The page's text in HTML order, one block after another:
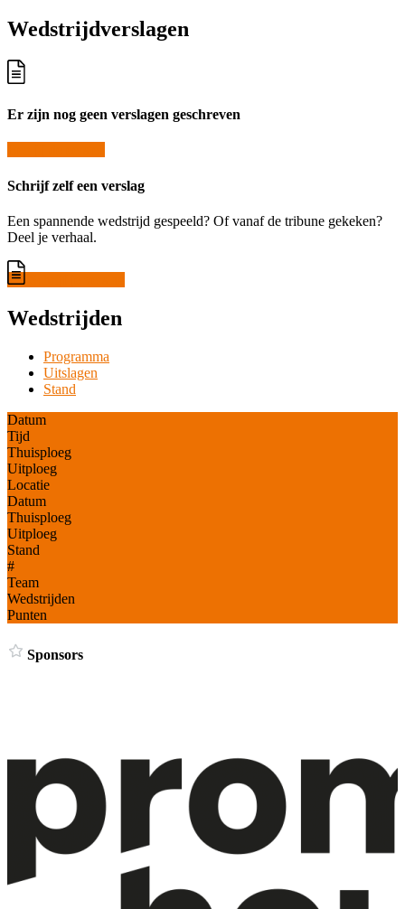
Wedstrijdverslagen
Er zijn nog geen verslagen geschreven
Schrijf zelf een verslag
Een spannende wedstrijd gespeeld? Of vanaf de tribune gekeken?
Deel je verhaal.
Wedstrijden
Programma
Uitslagen
Stand
Datum
Tijd
Thuisploeg
Uitploeg
Locatie
Datum
Thuisploeg
Uitploeg
Stand
#
Team
Wedstrijden
Punten
Sponsors